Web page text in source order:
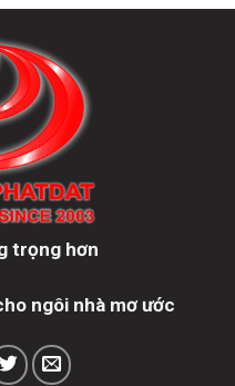
trọng hơn
ngôi nhà mơ ước